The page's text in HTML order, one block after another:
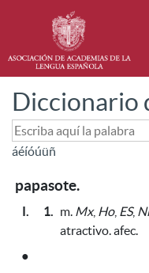
Diccionario
áéíóúüñ
papasote.
I. 1. m. Mx, Ho, ES, Ni
atractivo. afec.
●